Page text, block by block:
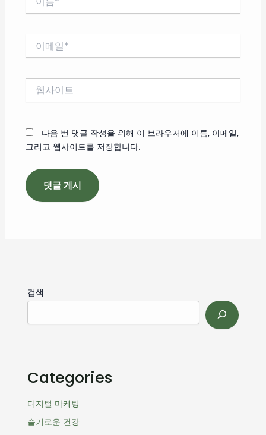
다음 번 댓글 작성을 위해 이 브라우저에 이름, 이메일,
그리고 웹사이트를 저장합니다.
검색
Categories
디지털 마케팅
슬기로운 건강